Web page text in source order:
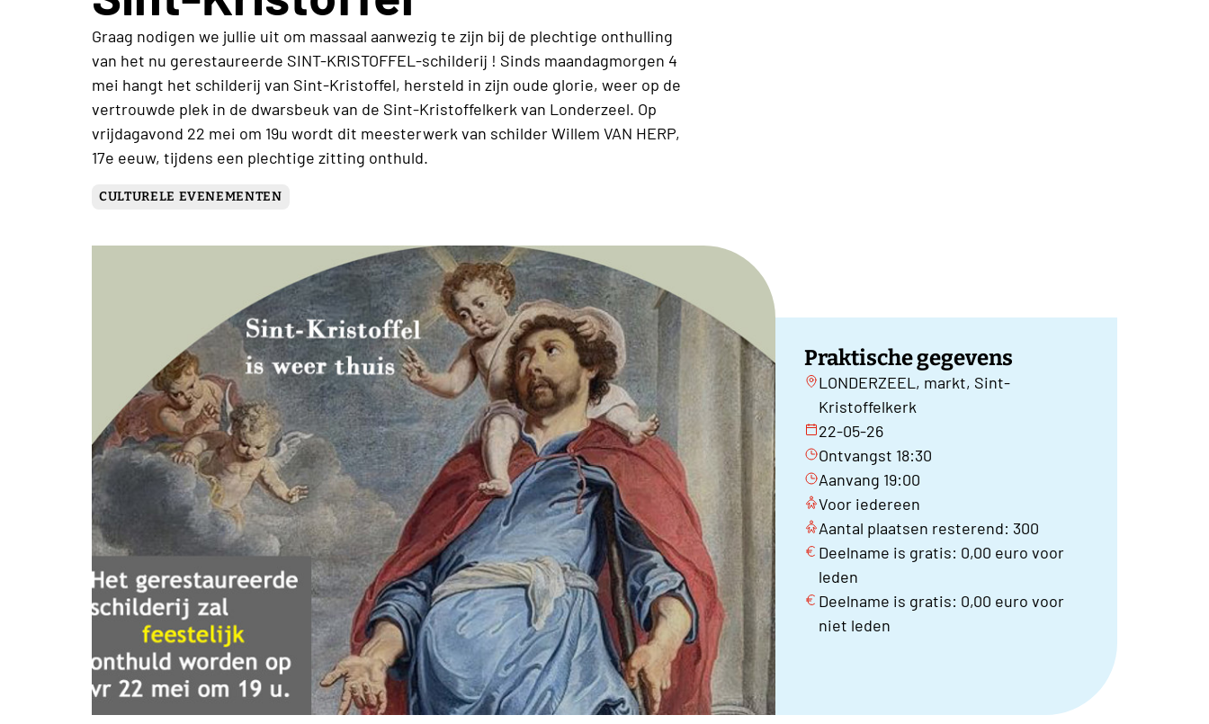
Graag nodigen we jullie uit om massaal aanwezig te zijn bij de plechtige onthulling
van het nu gerestaureerde SINT-KRISTOFFEL-schilderij ! Sinds maandagmorgen 4
mei hangt het schilderij van Sint-Kristoffel, hersteld in zijn oude glorie, weer op de
vertrouwde plek in de dwarsbeuk van de Sint-Kristoffelkerk van Londerzeel. Op
vrijdagavond 22 mei om 19u wordt dit meesterwerk van schilder Willem VAN HERP,
17e eeuw, tijdens een plechtige zitting onthuld.
CULTURELE EVENEMENTEN
Praktische gegevens
LONDERZEEL, markt, Sint-
Kristoffelkerk
22-05-26
Ontvangst 18:30
Aanvang 19:00
Voor iedereen
Aantal plaatsen resterend: 300
Deelname is gratis: 0,00 euro voor
leden
Deelname is gratis: 0,00 euro voor
niet leden